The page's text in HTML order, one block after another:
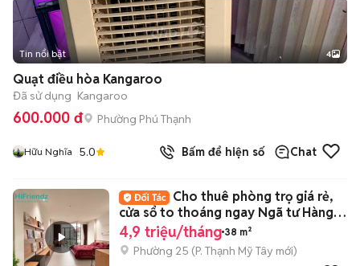
Tin nổi bật 4
Quạt điều hòa Kangaroo
Đã sử dụng Kangaroo
600.000 đ Phường Phú Thạnh
Hữu Nghĩa 5.0 Bấm để hiện số Chat
Cho thuê phòng trọ giá rẻ,
cửa sổ to thoáng ngay Ngã tư Hàng
Xanh
4,9 triệu/tháng 38 m²
Phường 25 (P. Thạnh Mỹ Tây mới)